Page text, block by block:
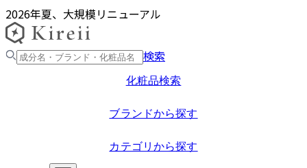
2026年夏、大規模リニューアル
検索
化粧品検索
ブランドから探す
カテゴリから探す